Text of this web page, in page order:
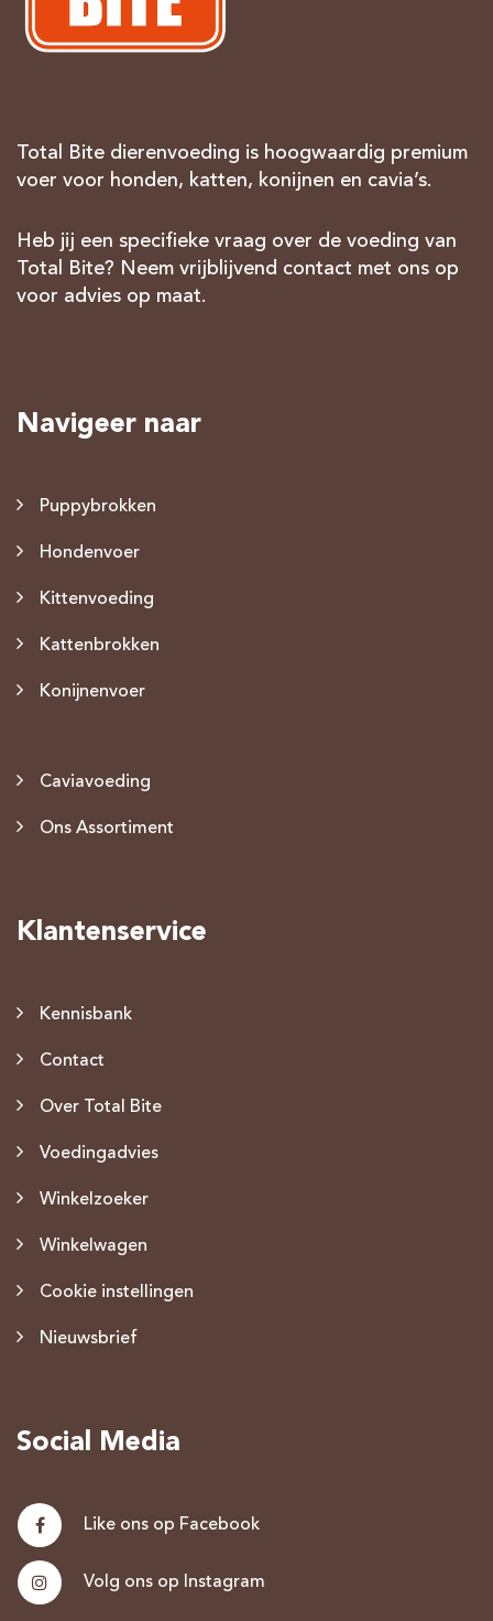
Total Bite dierenvoeding is hoogwaardig premium
voer voor honden, katten, konijnen en cavia’s.
Heb jij een specifieke vraag over de voeding van
Total Bite? Neem vrijblijvend contact met ons op
voor advies op maat.
Navigeer naar
Puppybrokken
Hondenvoer
Kittenvoeding
Kattenbrokken
Konijnenvoer
Caviavoeding
Ons Assortiment
Klantenservice
Kennisbank
Contact
Over Total Bite
Voedingadvies
Winkelzoeker
Winkelwagen
Cookie instellingen
Nieuwsbrief
Social Media
Like ons op Facebook
Volg ons op Instagram